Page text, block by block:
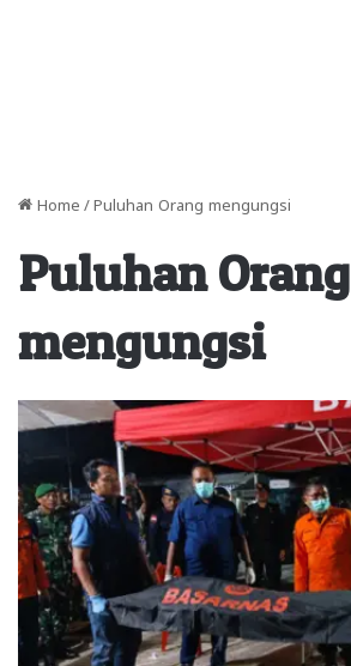
Home / Puluhan Orang mengungsi
Puluhan Orang
mengungsi